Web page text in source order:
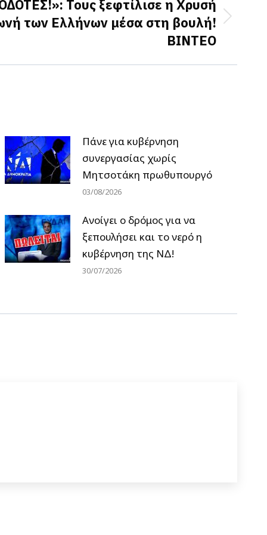
Τους ξεφτίλισε η Χρυσή
των Ελλήνων μέσα στη βουλή!
ΒΙΝΤΕΟ
Πάνε για κυβέρνηση
συνεργασίας χωρίς
Μητσοτάκη πρωθυπουργό
03/08/2026
Ανοίγει ο δρόμος για να
ξεπουλήσει και το νερό η
κυβέρνηση της ΝΔ!
30/07/2026